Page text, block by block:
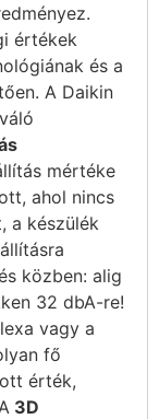
értékek
és a
A Daikin
mértéke
ahol nincs
a készülék
közben: alig
32 dbA-re!
vagy a
fő
érték,
3D